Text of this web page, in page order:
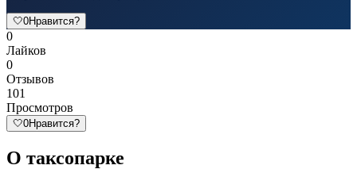
🤍0Нравится?
0
Лайков
0
Отзывов
101
Просмотров
🤍0Нравится?
О таксопарке